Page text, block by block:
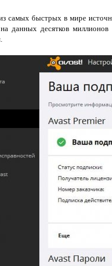
самых быстрых в мире
данных десятков